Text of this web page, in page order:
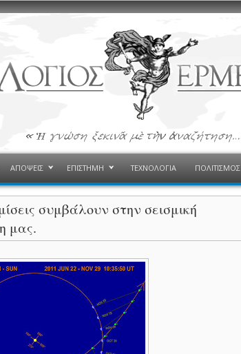
ΑΠΟΨΕΙΣ ΕΠΙΣΤΗΜΗ ΤΕΧΝΟΛΟΓΙΑ ΠΟΛΙΤΙΣΜΟΣ
συμβάλουν στην σεισμική
μας.